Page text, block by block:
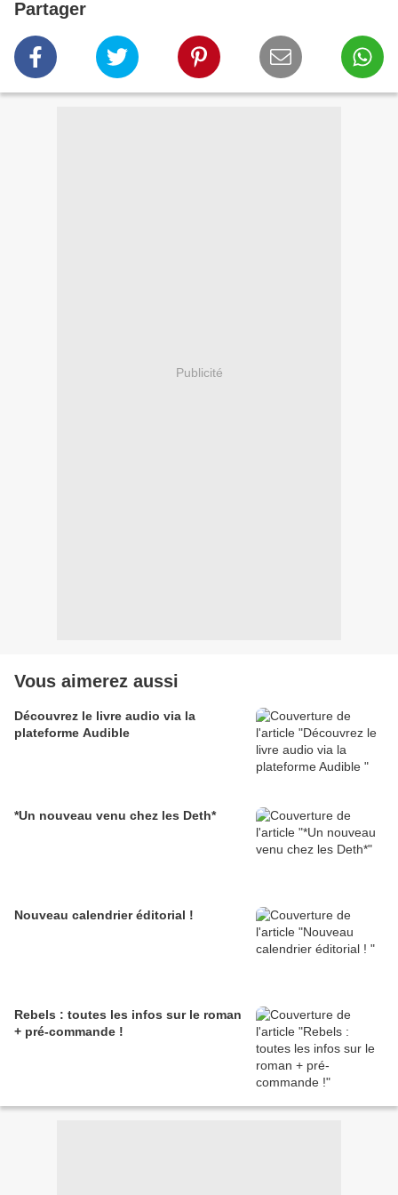
Partager
Publicité
Vous aimerez aussi
Découvrez le livre audio via la
plateforme Audible
*Un nouveau venu chez les Deth*
Nouveau calendrier éditorial !
Rebels : toutes les infos sur le roman
+ pré-commande !